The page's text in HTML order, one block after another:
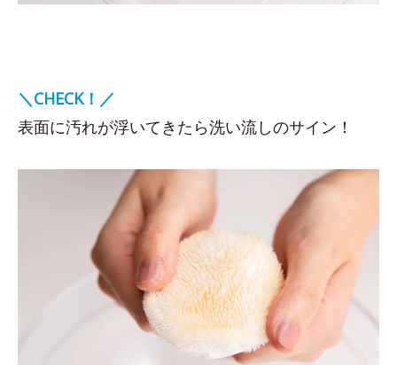
＼CHECK！／
表面に汚れが浮いてきたら洗い流しのサイン！